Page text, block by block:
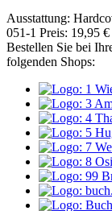
Ausstattung:
051-1 Preis: 19,95 €
Bestellen Sie bei
folgenden Shops: